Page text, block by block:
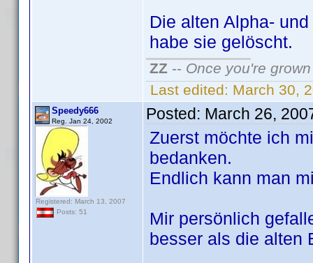
Die alten Alpha-
habe sie gelöscht.
ZZ -- Once you're
Last edited: March 30,
Speedy666
Reg. Jan 24, 2002
Registered: March 13, 2007
Posts: 51
Posted: March 26,
Zuerst möchte ich
bedanken.
Endlich kann man
Mir persönlich
besser als die alten